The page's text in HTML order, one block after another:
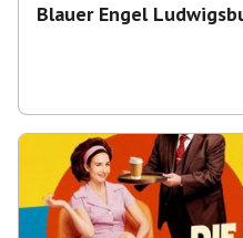
Blauer Engel